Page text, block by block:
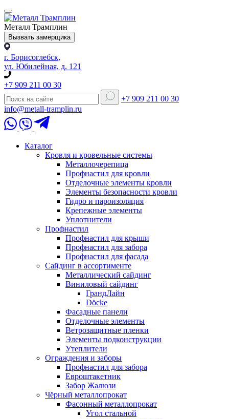
Металл Трамплин
Вызвать замерщика
г. Борисоглебск,
ул. Юбилейная, д. 121
+7 909 211 00 30
+7 909 211 00 30
info@metall-tramplin.ru
Каталог
Кровля и кровельные системы
Металлочерепица
Профнастил для кровли
Отделочные элементы кровли
Элементы безопасности кровли
Гидро и пароизоляция
Крепежные элементы
Уплотнители
Профнастил
Профнастил для крыши
Профнастил для забора
Профнастил для фасада
Сайдинг в ассортименте
Металлический сайдинг
Виниловый сайдинг
ГрандЛайн
Döcke
Фасадные панели
Отделочные элементы
Ветрозащитные пленки
Элементы подконструкции
Утеплители
Ограждения и заборы
Профнастил для забора
Евроштакетник
Забор Жалюзи
Чёрный металлопрокат
Фасонный металлопрокат
Угол стальной